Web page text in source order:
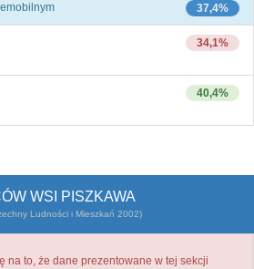
37,4%
34,1%
40,4%
WSI PISZKAWA
Ludności i Mieszkań 2002)
na to, że dane prezentowane w tej sekcji